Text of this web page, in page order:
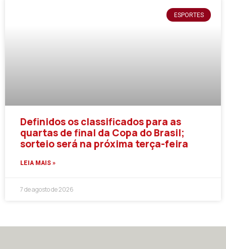
ESPORTES
Definidos os classificados para as
quartas de final da Copa do Brasil;
sorteio será na próxima terça-feira
LEIA MAIS »
7 de agosto de 2026